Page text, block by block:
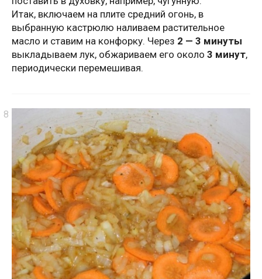
Итак, включаем на плите средний огонь, в
выбранную кастрюлю наливаем растительное
масло и ставим на конфорку. Через 2 — 3 минуты
выкладываем лук, обжариваем его около 3 минут,
периодически перемешивая.